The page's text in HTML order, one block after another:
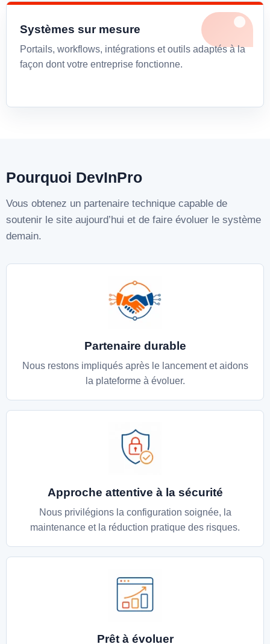
Systèmes sur mesure
Portails, workflows, intégrations et outils adaptés à la
façon dont votre entreprise fonctionne.
Pourquoi DevInPro
Vous obtenez un partenaire technique capable de
soutenir le site aujourd’hui et de faire évoluer le système
demain.
Partenaire durable
Nous restons impliqués après le lancement et aidons
la plateforme à évoluer.
Approche attentive à la sécurité
Nous privilégions la configuration soignée, la
maintenance et la réduction pratique des risques.
Prêt à évoluer